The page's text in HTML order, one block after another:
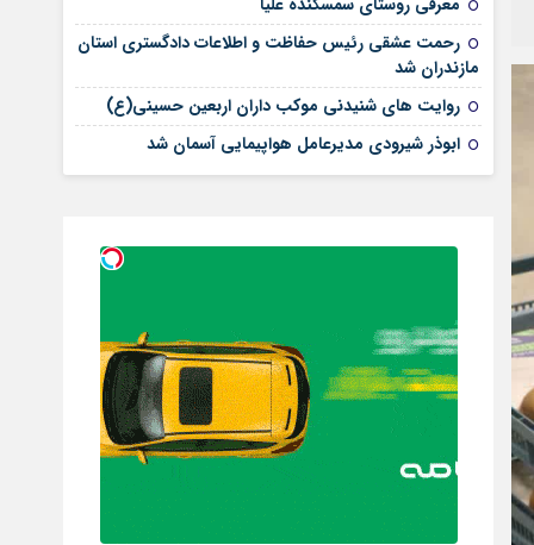
رحمت عشقی رئیس حفاظت و اطلاعات دادگستری استان
مازندران شد
روایت های شنیدنی موکب داران اربعین حسینی(ع)
ابوذر شیرودی مدیرعامل هواپیمایی آسمان شد